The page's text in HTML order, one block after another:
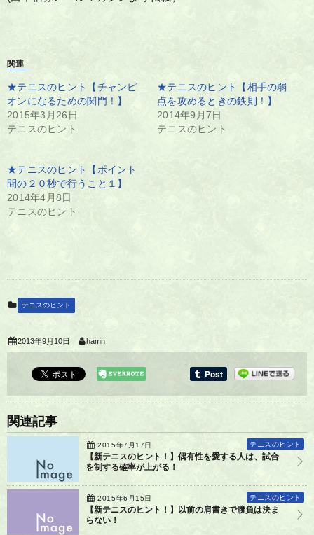
関連
★テニスのヒント【チャンピ
オンになるための関門！】
2015年3月26日
テニスのヒント
★テニスのヒント【相手の弱
点を攻めるときの鉄則！】
2014年9月7日
テニスのヒント
★テニスのヒント【ポイント
間の２０秒で行うこと１】
2014年4月8日
テニスのヒント
テニスのヒント
2013年9月10日 hamn
関連記事
2015年7月17日 テニスのヒント
【新テニスのヒント！】偶有性を愛する人は、試合
を制する確率が上がる！
2015年6月15日 テニスのヒント
【新テニスのヒント！】以前の肩書きで勝負は決ま
らない！